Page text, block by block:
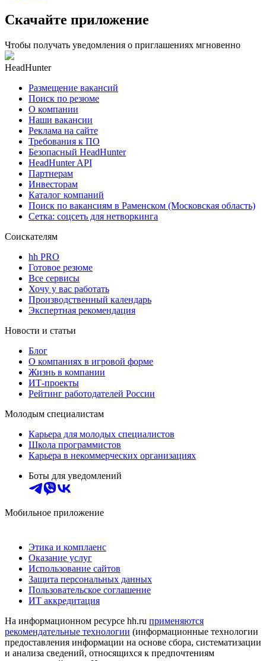
Скачайте приложение
Чтобы получать уведомления о приглашениях мгновенно
HeadHunter
Размещение вакансий
Поиск по резюме
О компании
Наши вакансии
Реклама на сайте
Требования к ПО
Безопасный HeadHunter
HeadHunter API
Партнерам
Инвесторам
Каталог компаний
Поиск по вакансиям в Раменском (Московская область)
Сетка: соцсеть для нетворкинга
Соискателям
hh PRO
Готовое резюме
Все сервисы
Хочу у вас работать
Производственный календарь
Экспертная рекомендация
Новости и статьи
Блог
О компаниях в игровой форме
Жизнь в компании
ИТ-проекты
Рейтинг работодателей России
Молодым специалистам
Карьера для молодых специалистов
Школа программистов
Карьера в некоммерческих организациях
Боты для уведомлений
Мобильное приложение
Этика и комплаенс
Оказание услуг
Использование сайтов
Защита персональных данных
Пользовательское соглашение
ИТ аккредитация
На информационном ресурсе hh.ru применяются
рекомендательные технологии (информационные технологии
предоставления информации на основе сбора, систематизации
и анализа сведений, относящихся к предпочтениям